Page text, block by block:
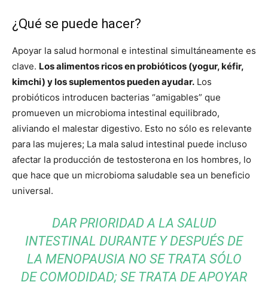
¿Qué se puede hacer?
Apoyar la salud hormonal e intestinal simultáneamente es
clave. Los alimentos ricos en probióticos (yogur, kéfir,
kimchi) y los suplementos pueden ayudar. Los
probióticos introducen bacterias “amigables” que
promueven un microbioma intestinal equilibrado,
aliviando el malestar digestivo. Esto no sólo es relevante
para las mujeres; La mala salud intestinal puede incluso
afectar la producción de testosterona en los hombres, lo
que hace que un microbioma saludable sea un beneficio
universal.
DAR PRIORIDAD A LA SALUD
INTESTINAL DURANTE Y DESPUÉS DE
LA MENOPAUSIA NO SE TRATA SÓLO
DE COMODIDAD; SE TRATA DE APOYAR